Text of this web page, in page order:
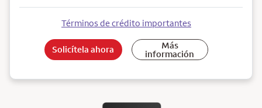
Términos de crédito importantes
Solicítela ahora Más
información